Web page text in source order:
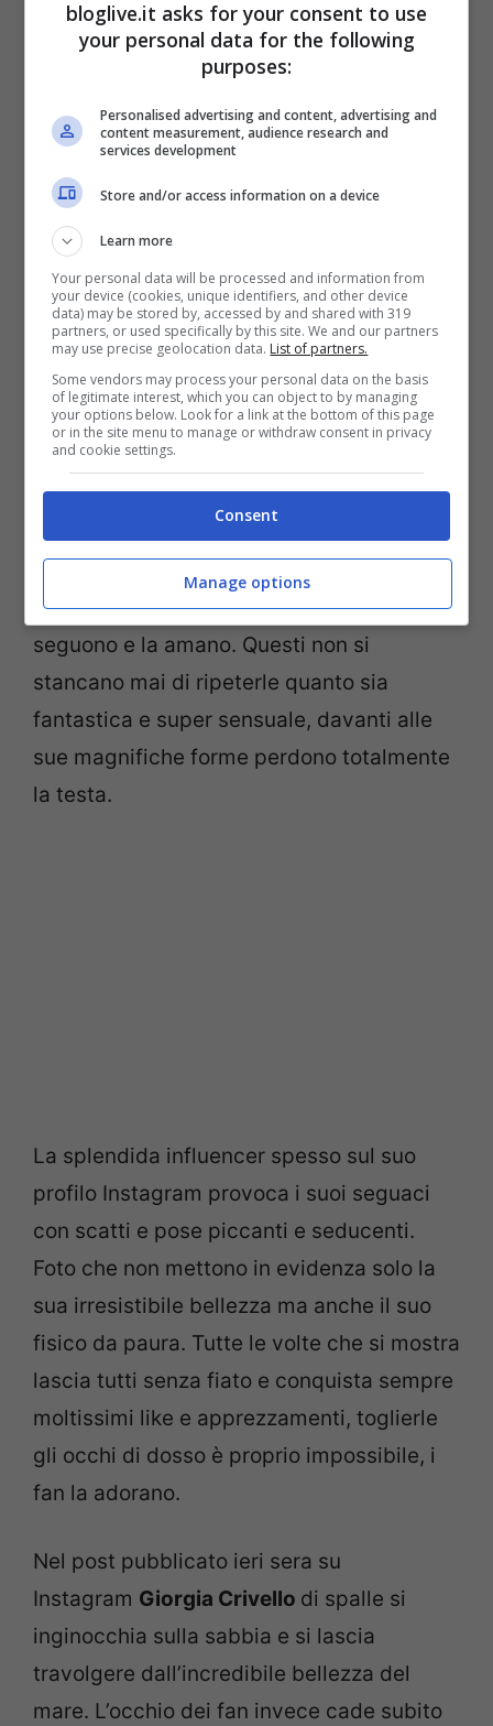
L’influencer Giorgia Crivello (Screenshot da Instagram)
In qualsiasi modo decide di mostrarsi e
con qualunque outfit
Crivello
riesce sempre a catturare non
poco l’attenzione di tutti coloro che la
seguono e la amano. Questi non si
stancano mai di ripeterle quanto sia
fantastica e super sensuale, davanti alle
sue magnifiche forme perdono totalmente
la testa.
La splendida influencer spesso sul suo
profilo Instagram provoca i suoi seguaci
con scatti e pose piccanti e seducenti.
Foto che non mettono in evidenza solo la
sua irresistibile bellezza ma anche il suo
fisico da paura. Tutte le volte che si mostra
lascia tutti senza fiato e conquista sempre
moltissimi like e apprezzamenti, toglierle
gli occhi di dosso è proprio impossibile, i
fan la adorano.
Nel post pubblicato ieri sera su
Instagram Giorgia Crivello di spalle si
inginocchia sulla sabbia e si lascia
travolgere dall’incredibile bellezza del
mare. L’occhio dei fan invece cade subito
bloglive.it asks for your consent to use
your personal data for the following
purposes:
Personalised advertising and content, advertising and
content measurement, audience research and
services development
Store and/or access information on a device
Learn more
Your personal data will be processed and information from
your device (cookies, unique identifiers, and other device
data) may be stored by, accessed by and shared with 319
partners, or used specifically by this site. We and our partners
may use precise geolocation data. List of partners.
Some vendors may process your personal data on the basis
of legitimate interest, which you can object to by managing
your options below. Look for a link at the bottom of this page
or in the site menu to manage or withdraw consent in privacy
and cookie settings.
Consent
Manage options